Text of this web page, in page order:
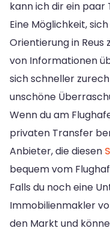
kann ich dir ein paar
Eine Möglichkeit,
Orientierung in Reus
von Informationen
sich schneller
unschöne
Wenn du am
privaten Transfer
Anbieter, die diesen
bequem vom
Falls du noch eine
Immobilienmakler
den Markt und